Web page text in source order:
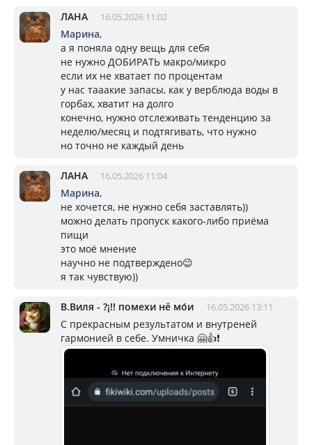
ЛАНА 16.05.2026 11:02
Марина,
а я поняла одну вещь для себя
не нужно ДОБИРАТЬ макро/микро
если их не хватает по процентам
у нас тааакие запасы, как у верблюда воды в
горбах, хватит на долго
конечно, нужно отслеживать тенденцию за
неделю/месяц и подтягивать, что нужно
но точно не каждый день
ЛАНА 16.05.2026 11:04
Марина,
не хочется, не нужно себя заставлять))
можно делать пропуск какого-либо приёма
пищи
это моё мнение
научно не подтверждено😉
я так чувствую))
В.Виля - ?¡!! помехи нё мо́и 16.05.2026 13:11
С прекрасным результатом и внутреней
гармонией в себе. Умничка 🤗👍❗